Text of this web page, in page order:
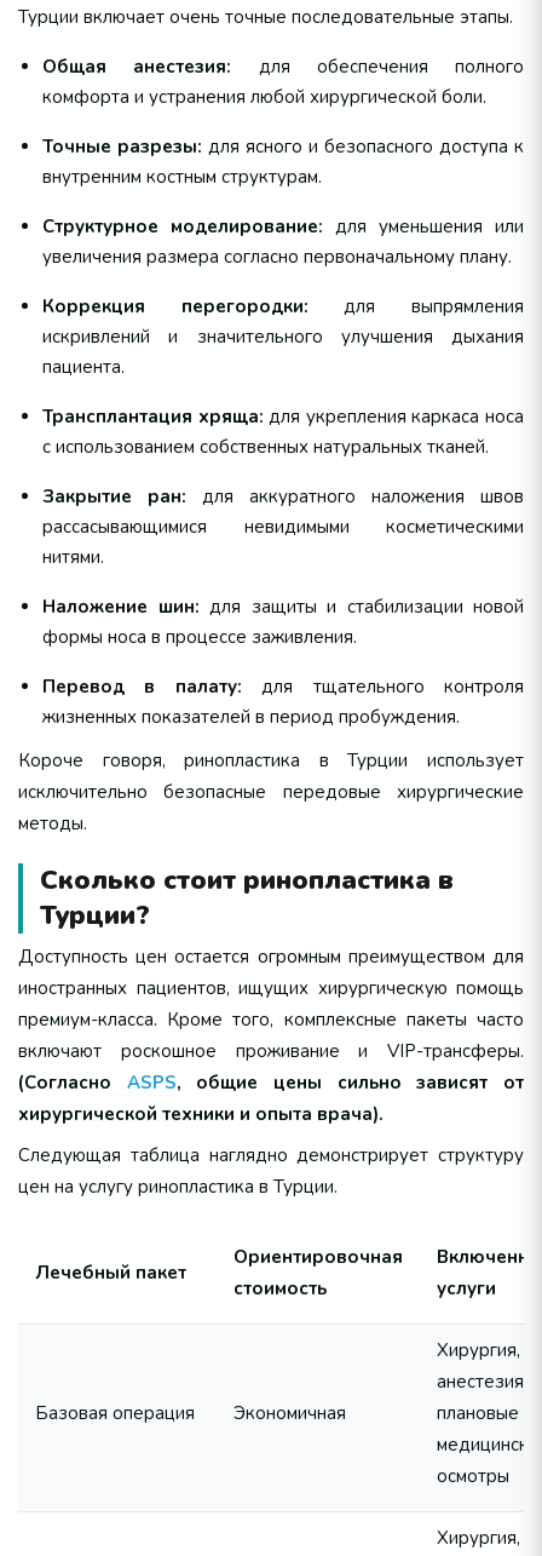
Турции включает очень точные последовательные этапы.
Общая анестезия: для обеспечения полного
комфорта и устранения любой хирургической боли.
Точные разрезы: для ясного и безопасного доступа к
внутренним костным структурам.
Структурное моделирование: для уменьшения или
увеличения размера согласно первоначальному плану.
Коррекция перегородки: для выпрямления
искривлений и значительного улучшения дыхания
пациента.
Трансплантация хряща: для укрепления каркаса носа
с использованием собственных натуральных тканей.
Закрытие ран: для аккуратного наложения швов
рассасывающимися невидимыми косметическими
нитями.
Наложение шин: для защиты и стабилизации новой
формы носа в процессе заживления.
Перевод в палату: для тщательного контроля
жизненных показателей в период пробуждения.
Короче говоря, ринопластика в Турции использует
исключительно безопасные передовые хирургические
методы.
Сколько стоит ринопластика в
Турции?
Доступность цен остается огромным преимуществом для
иностранных пациентов, ищущих хирургическую помощь
премиум-класса. Кроме того, комплексные пакеты часто
включают роскошное проживание и VIP-трансферы.
(Согласно
ASPS, общие цены сильно зависят от
хирургической техники и опыта врача).
Следующая таблица наглядно демонстрирует структуру
цен на услугу ринопластика в Турции.
Лечебный пакет
Ориентировочная
стоимость
услуги
Базовая операция Экономичная
Хирургия,
анестезия,
плановые
осмотры
Хирургия,